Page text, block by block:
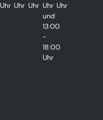
Uhr Uhr Uhr Uhr
und
13:00
-
18:00
Uhr
Uhr